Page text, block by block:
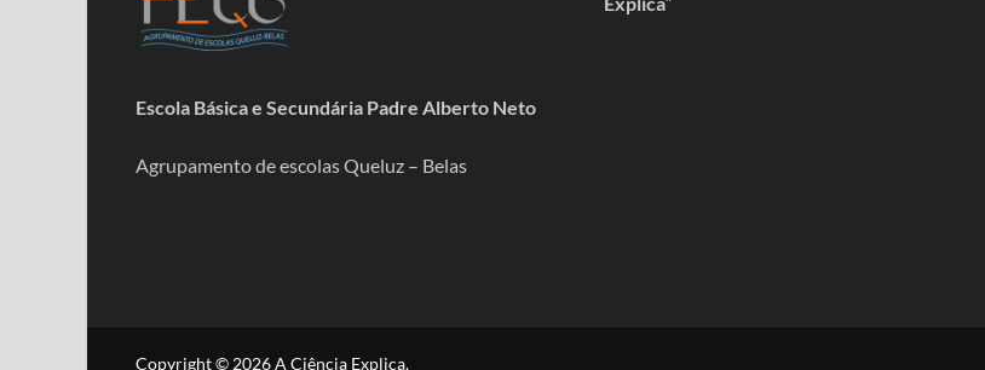
Escola Básica e Secundária Padre Alberto Neto
Agrupamento de escolas Queluz – Belas
Copyright © 2026A Ciência Explica.